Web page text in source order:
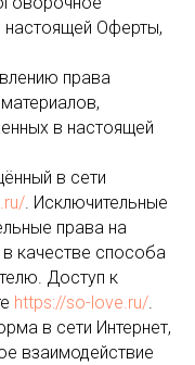
настоящей Оферты,
права
в настоящей
в сети
. Исключительные
права на
качестве способа
Доступ к
https://so-love.ru/
в сети Интернет,
взаимодействие